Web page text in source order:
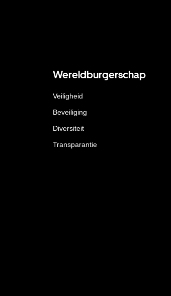
Wereldburgerschap
Veiligheid
Beveiliging
Diversiteit
Transparantie